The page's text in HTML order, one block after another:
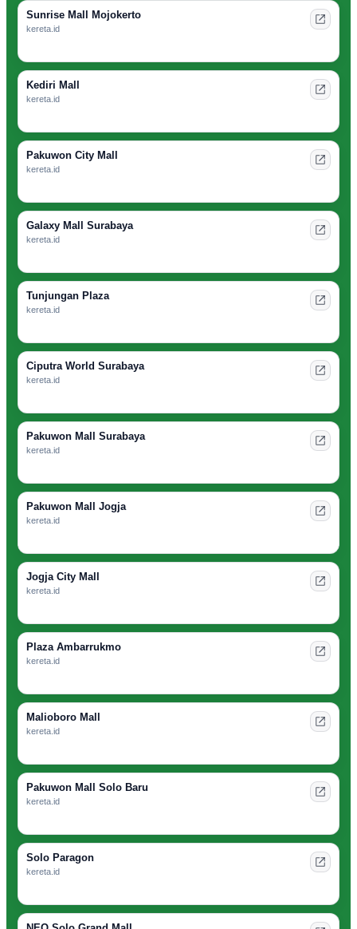
Sunrise Mall Mojokerto
kereta.id
Kediri Mall
kereta.id
Pakuwon City Mall
kereta.id
Galaxy Mall Surabaya
kereta.id
Tunjungan Plaza
kereta.id
Ciputra World Surabaya
kereta.id
Pakuwon Mall Surabaya
kereta.id
Pakuwon Mall Jogja
kereta.id
Jogja City Mall
kereta.id
Plaza Ambarrukmo
kereta.id
Malioboro Mall
kereta.id
Pakuwon Mall Solo Baru
kereta.id
Solo Paragon
kereta.id